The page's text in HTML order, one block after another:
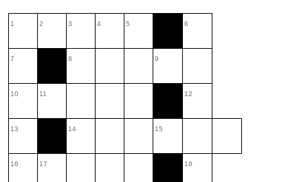
1 2 3 4 5 6
7 8 9
10 11 12
13 14 15
16 17 18